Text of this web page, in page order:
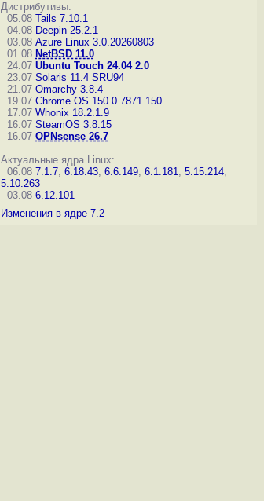
Дистрибутивы:
05.08 Tails 7.10.1
04.08 Deepin 25.2.1
03.08 Azure Linux 3.0.20260803
01.08 NetBSD 11.0
24.07 Ubuntu Touch 24.04 2.0
23.07 Solaris 11.4 SRU94
21.07 Omarchy 3.8.4
19.07 Chrome OS 150.0.7871.150
17.07 Whonix 18.2.1.9
16.07 SteamOS 3.8.15
16.07 OPNsense 26.7
Актуальные ядра Linux:
06.08 7.1.7, 6.18.43, 6.6.149, 6.1.181, 5.15.214,
5.10.263
03.08 6.12.101
Изменения в ядре 7.2